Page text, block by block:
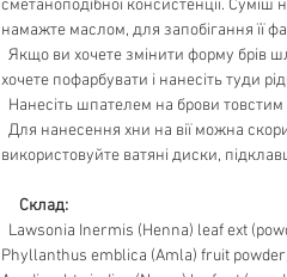
сметаноподібної консистенції.
намажте маслом, для запобігання її
Якщо ви хочете змінити форму брів
хочете пофарбувати і нанесіть туди
Нанесіть шпателем на брови товстим
Для нанесення хни на вії можна
використовуйте ватяні диски,
Склад:
Lawsonia Inermis (Henna) leaf ext
Phyllanthus emblica (Amla) fruit